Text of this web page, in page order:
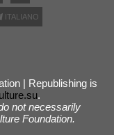
ITALIANO
| Republishing is
.
not necessarily
Foundation.